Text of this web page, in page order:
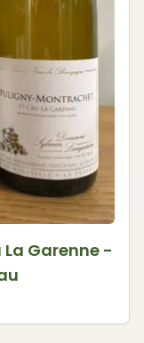
Garenne -